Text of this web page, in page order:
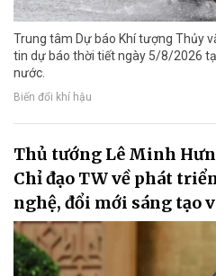
Trung tâm Dự báo Khí tượng Thủy
tin dự báo thời tiết ngày 5/8/2026
nước.
Biến đổi khí hậu
Thủ tướng Lê Minh
Chỉ đạo TW về phát
nghệ, đổi mới sáng tạo